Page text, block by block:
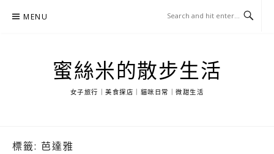
MENU
蜜絲米的散步生活
女子旅行｜美食探店｜貓咪日常｜微甜生活
標籤: 芭達雅